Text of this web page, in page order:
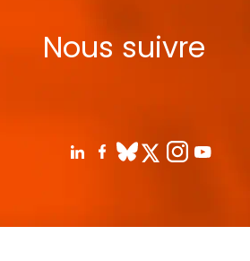
Nous suivre